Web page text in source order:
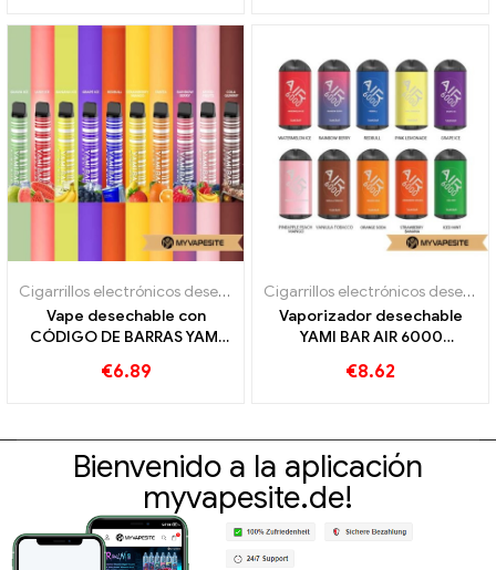
Cigarrillos electrónicos desechables
Vape desechable con
CÓDIGO DE BARRAS YAMI
3000 bocanadas
€6.89
Cigarrillos electrónicos desechables
Vaporizador desechable
YAMI BAR AIR 6000
bocanadas
€8.62
Bienvenido a la aplicación
myvapesite.de!